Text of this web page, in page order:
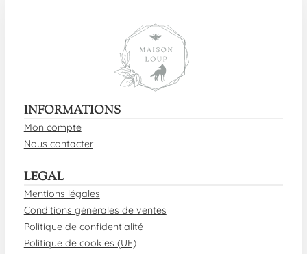
INFORMATIONS
Mon compte
Nous contacter
LEGAL
Mentions légales
Conditions générales de ventes
Politique de confidentialité
Politique de cookies (UE)